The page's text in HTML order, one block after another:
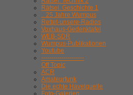
Rätsel. Geschichte 1
.. 25 Jahre Wumpus
Rettet-unsere-Radios
Voxhaus-Gedenktafel
WEB-SDR
Wumpus-Publikationen
Youtube
---------------------
Off Topic
ACR
Amateurfunk
Die echte Havelquelle
Foto-Galerien